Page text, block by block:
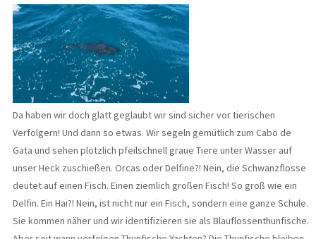
Da haben wir doch glatt geglaubt wir sind sicher vor tierischen
Verfolgern! Und dann so etwas. Wir segeln gemütlich zum Cabo de
Gata und sehen plötzlich pfeilschnell graue Tiere unter Wasser auf
unser Heck zuschießen. Orcas oder Delfine?! Nein, die Schwanzflosse
deutet auf einen Fisch. Einen ziemlich großen Fisch! So groß wie ein
Delfin. Ein Hai?! Nein, ist nicht nur ein Fisch, sondern eine ganze Schule.
Sie kommen näher und wir identifizieren sie als Blauflossenthunfische.